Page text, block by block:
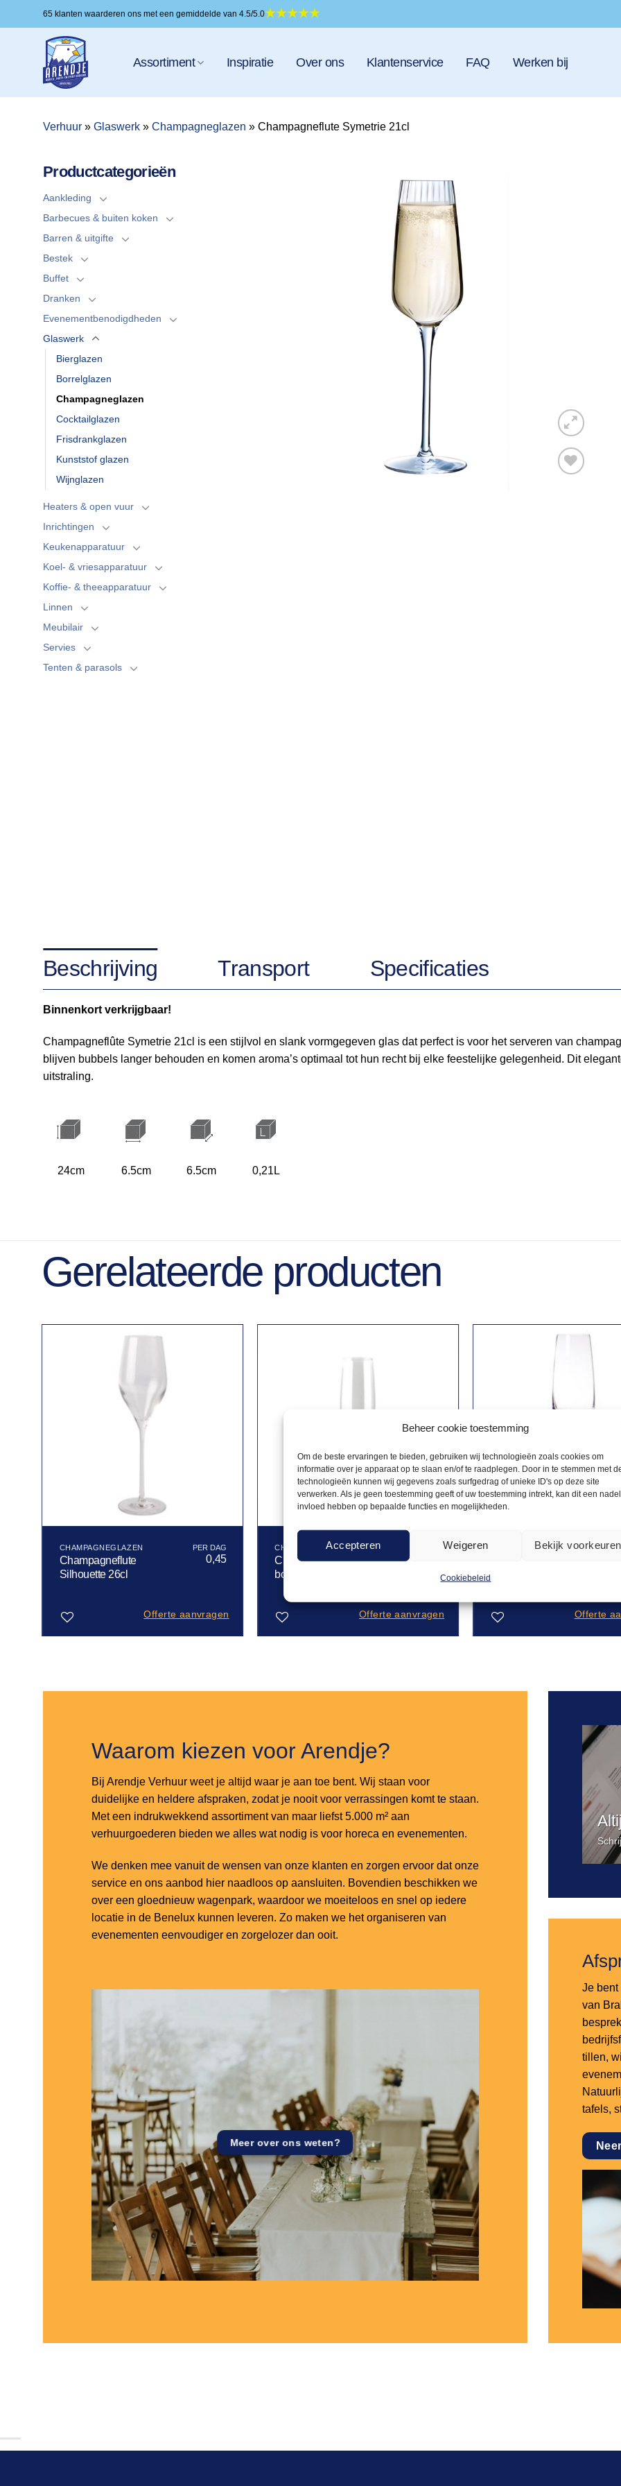
Beheer cookie toestemming
Om de beste ervaringen te bieden, gebruiken wij technologieën zoals cookies om
informatie over je apparaat op te slaan en/of te raadplegen. Door in te stemmen met
technologieën kunnen wij gegevens zoals surfgedrag of unieke ID's op deze site
verwerken. Als je geen toestemming geeft of uw toestemming intrekt, kan dit een
invloed hebben op bepaalde functies en mogelijkheden.
Accepteren Weigeren Bekijk voorkeuren
Cookiebeleid
naar
65 klanten waarderen ons met een gemiddelde van 4.5/5.0
Assortiment Inspiratie Over ons Klantenservice FAQ Werken bij
Verhuur » Glaswerk » Champagneglazen » Champagneflute Symetrie 21cl
Productcategorieën
Aankleding
Barbecues & buiten koken
Barren & uitgifte
Bestek
Buffet
Dranken
Evenementbenodigdheden
Glaswerk
Bierglazen
Borrelglazen
Champagneglazen
Cocktailglazen
Frisdrankglazen
Kunststof glazen
Wijnglazen
Heaters & open vuur
Inrichtingen
Keukenapparatuur
Koel- & vriesapparatuur
Koffie- & theeapparatuur
Linnen
Meubilair
Servies
Tenten & parasols
Beschrijving Transport Specificaties
Binnenkort verkrijgbaar!
Champagneflûte Symetrie 21cl is een stijlvol en slank vormgegeven glas dat perfect is voor het serveren van
blijven bubbels langer behouden en komen aroma’s optimaal tot hun recht bij elke feestelijke gelegenheid. Dit
uitstraling.
24cm 6.5cm 6.5cm 0,21L
Gerelateerde producten
CHAMPAGNEGLAZEN
Champagneflute
Silhouette 26cl
0,45
Offerte aanvragen
CHAMPAGNEGLAZEN
Champagneflute
bouquet 17cl
Offerte aanvragen
CHAMPAGNEGLAZEN
Imperiale 19cl
Offerte
Waarom kiezen voor Arendje?
Bij Arendje Verhuur weet je altijd waar je aan toe bent. Wij staan voor
duidelijke en heldere afspraken, zodat je nooit voor verrassingen komt te staan.
Met een indrukwekkend assortiment van maar liefst 5.000 m² aan
verhuurgoederen bieden we alles wat nodig is voor horeca en evenementen.
We denken mee vanuit de wensen van onze klanten en zorgen ervoor dat onze
service en ons aanbod hier naadloos op aansluiten. Bovendien beschikken we
over een gloednieuw wagenpark, waardoor we moeiteloos en snel op iedere
locatie in de Benelux kunnen leveren. Zo maken we het organiseren van
evenementen eenvoudiger en zorgelozer dan ooit.
Meer over ons weten?
Je
van
tillen,
tafels,